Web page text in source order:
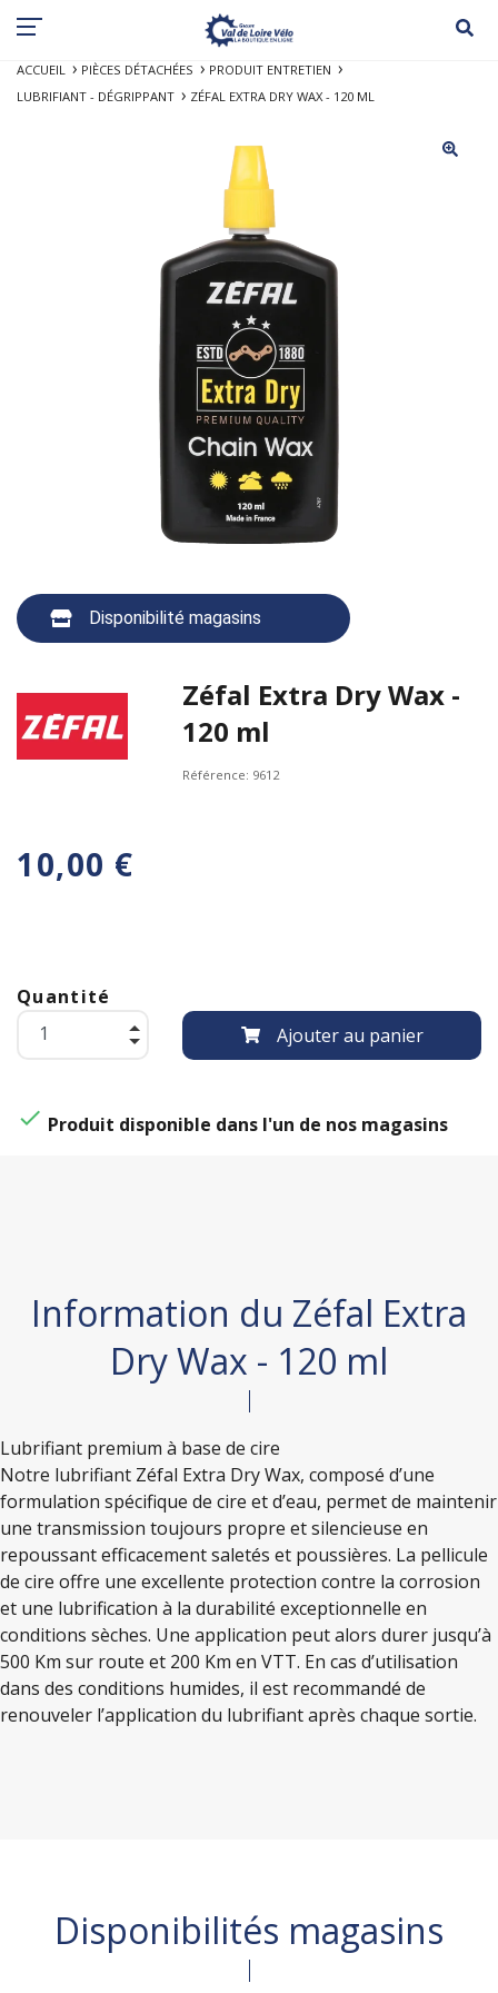
ACCUEIL PIÈCES DÉTACHÉES
PRODUIT ENTRETIEN
LUBRIFIANT - DÉGRIPPANT
ZÉFAL EXTRA DRY WAX - 120 ML
Disponibilité magasins
Zéfal Extra Dry Wax -
120 ml
Référence: 9612
10,00 €
Quantité
Ajouter au panier
 Produit disponible dans l'un de nos magasins
Information du Zéfal Extra
Dry Wax - 120 ml
Lubrifiant premium à base de cire
Notre lubrifiant Zéfal Extra Dry Wax, composé d’une
formulation spécifique de cire et d’eau, permet de maintenir
une transmission toujours propre et silencieuse en
repoussant efficacement saletés et poussières. La pellicule
de cire offre une excellente protection contre la corrosion
et une lubrification à la durabilité exceptionnelle en
conditions sèches. Une application peut alors durer jusqu’à
500 Km sur route et 200 Km en VTT. En cas d’utilisation
dans des conditions humides, il est recommandé de
renouveler l’application du lubrifiant après chaque sortie.
Disponibilités magasins